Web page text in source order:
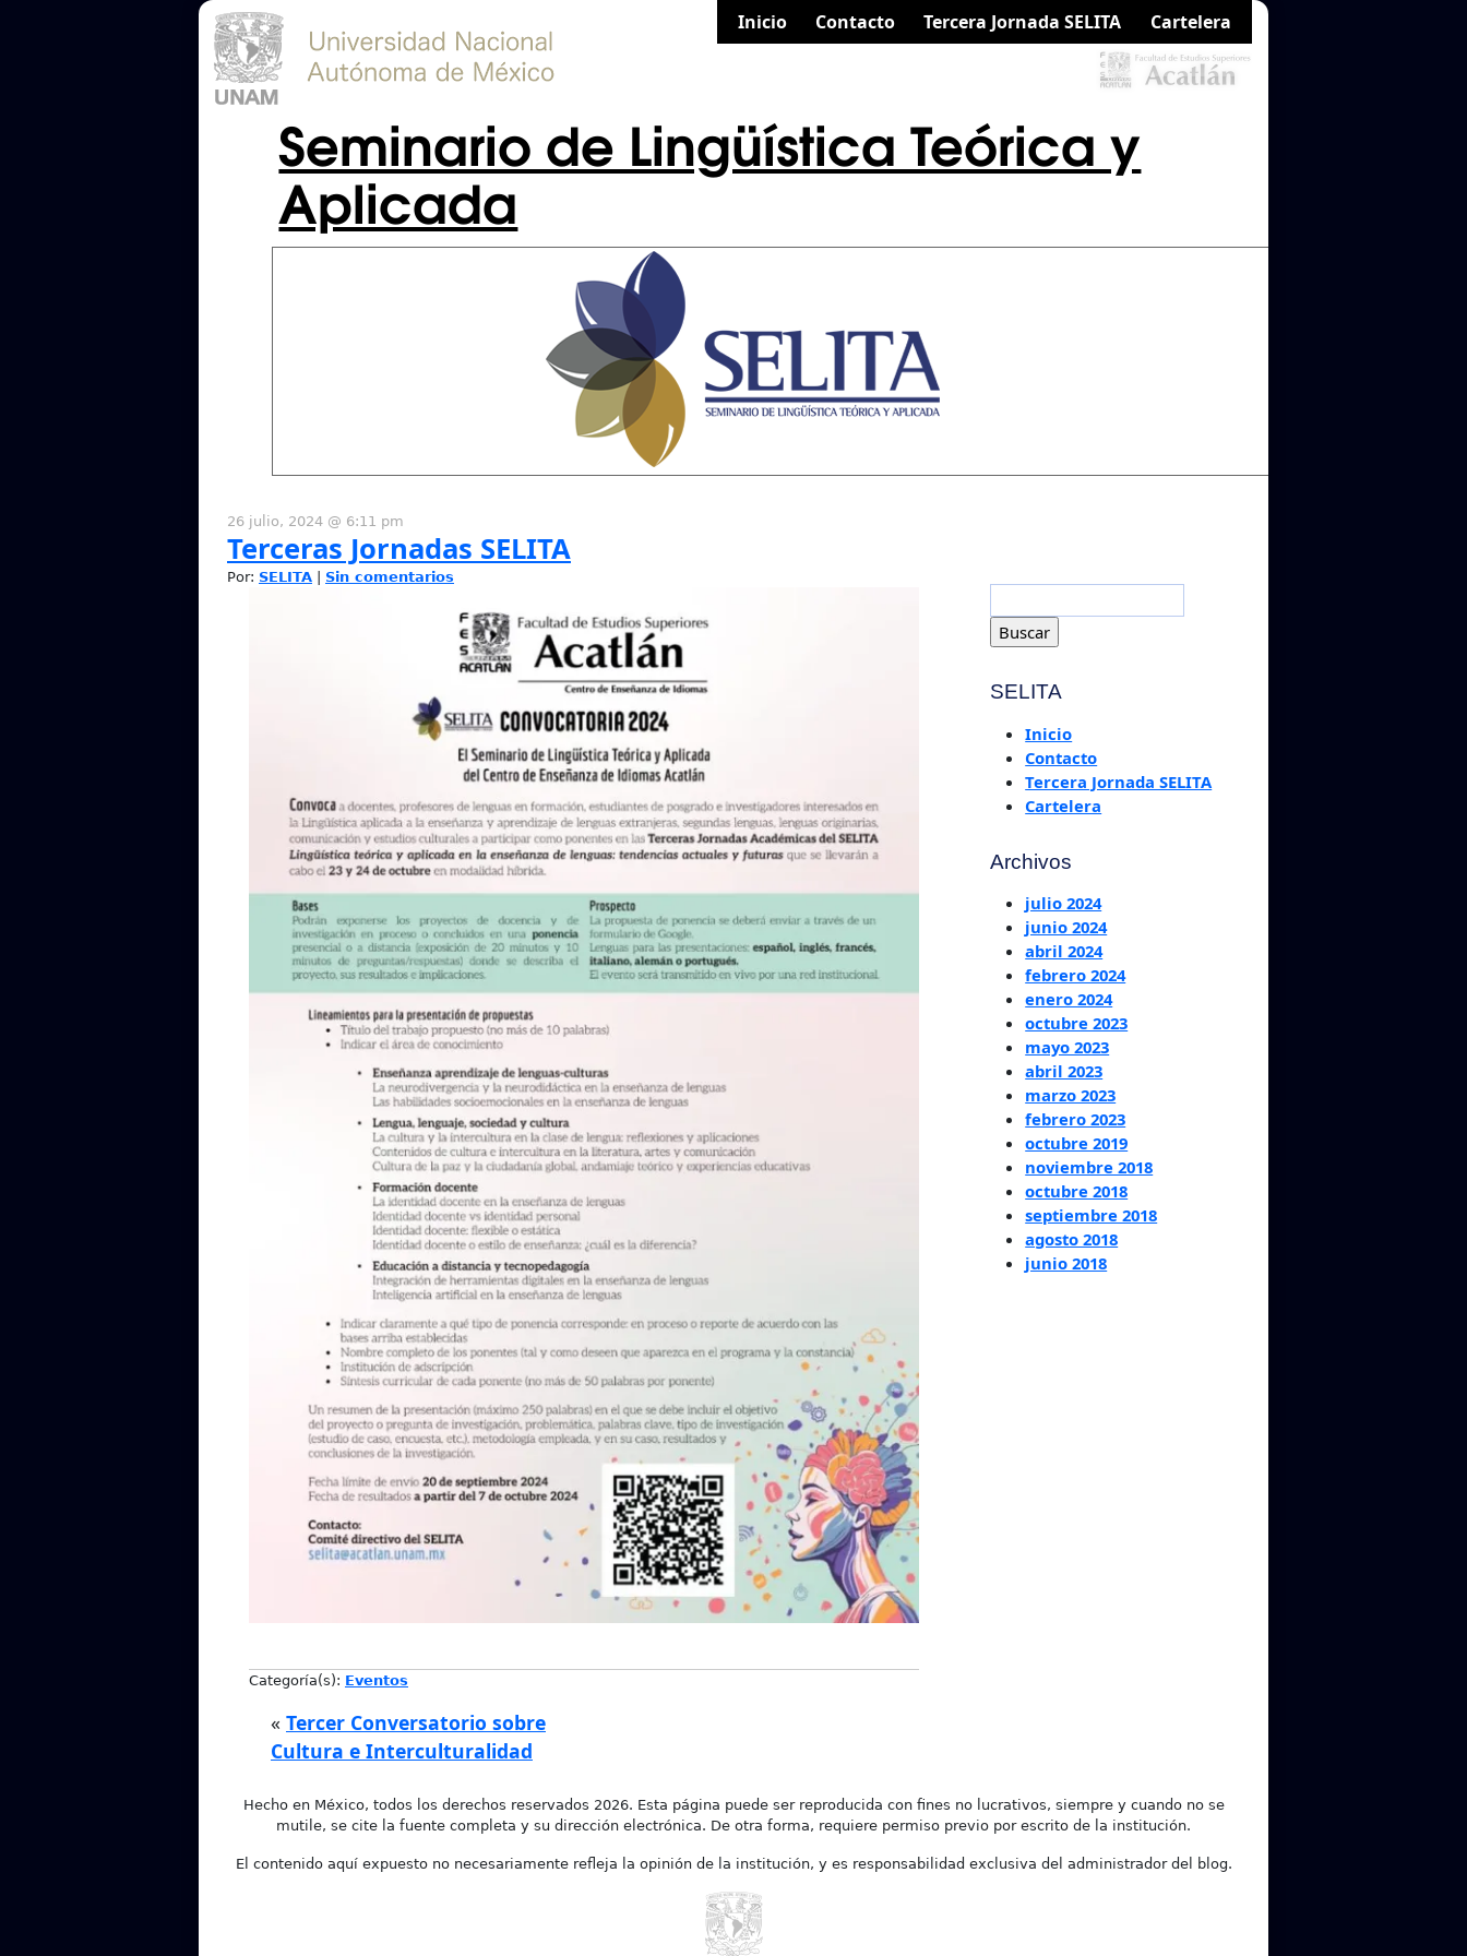
Inicio Contacto Tercera Jornada SELITA Cartelera
Seminario de Lingüística Teórica y
Aplicada
26 julio, 2024 @ 6:11 pm
Terceras Jornadas SELITA
Por: SELITA Sin comentarios
Categoría(s): Eventos
« Tercer Conversatorio sobre
Cultura e Interculturalidad
SELITA
Inicio
Contacto
Tercera Jornada SELITA
Cartelera
Archivos
julio 2024
junio 2024
abril 2024
febrero 2024
enero 2024
octubre 2023
mayo 2023
abril 2023
marzo 2023
febrero 2023
octubre 2019
noviembre 2018
octubre 2018
septiembre 2018
agosto 2018
junio 2018
Hecho en México, todos los derechos reservados 2026. Esta página puede ser reproducida con fines no lucrativos, siempre y cuando no se
mutile, se cite la fuente completa y su dirección electrónica. De otra forma, requiere permiso previo por escrito de la institución.
El contenido aquí expuesto no necesariamente refleja la opinión de la institución, y es responsabilidad exclusiva del administrador del blog.